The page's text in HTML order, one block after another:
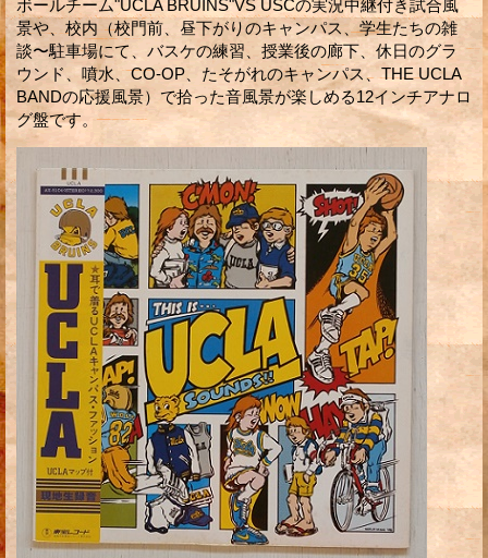
ボールチーム"UCLA BRUINS"VS USCの実況中継付き試合風
景や、校内（校門前、昼下がりのキャンパス、学生たちの雑
談〜駐車場にて、バスケの練習、授業後の廊下、休日のグラ
ウンド、噴水、CO-OP、たそがれのキャンパス、THE UCLA
BANDの応援風景）で拾った音風景が楽しめる12インチアナロ
グ盤です。